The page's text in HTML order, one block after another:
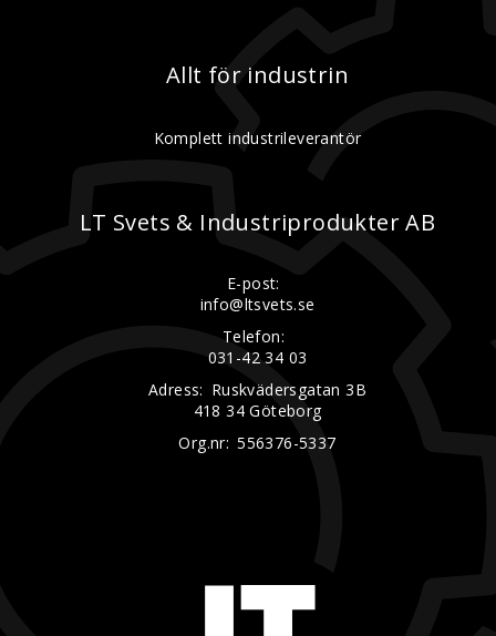
Allt för industrin
Komplett industrileverantör
LT Svets & Industriprodukter AB
E-post:
info@ltsvets.se
Telefon:
031-42 34 03
Adress: Ruskvädersgatan 3B
418 34 Göteborg
Org.nr: 556376-5337